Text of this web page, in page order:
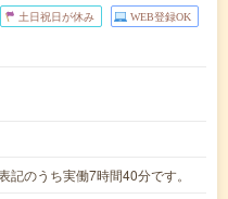
土日祝日が休み WEB登録OK
のうち実働7時間40分です。